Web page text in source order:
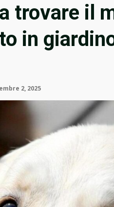
trovare il
in
2, 2025